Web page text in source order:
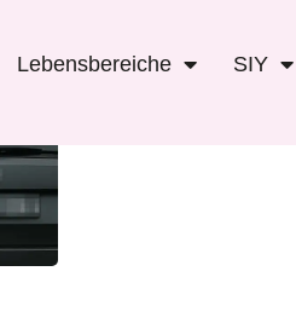
Lebensbereiche SIY